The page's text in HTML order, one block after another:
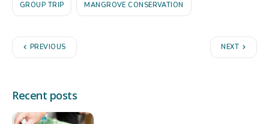
GROUP TRIP MANGROVE CONSERVATION
PREVIOUS NEXT
Recent posts